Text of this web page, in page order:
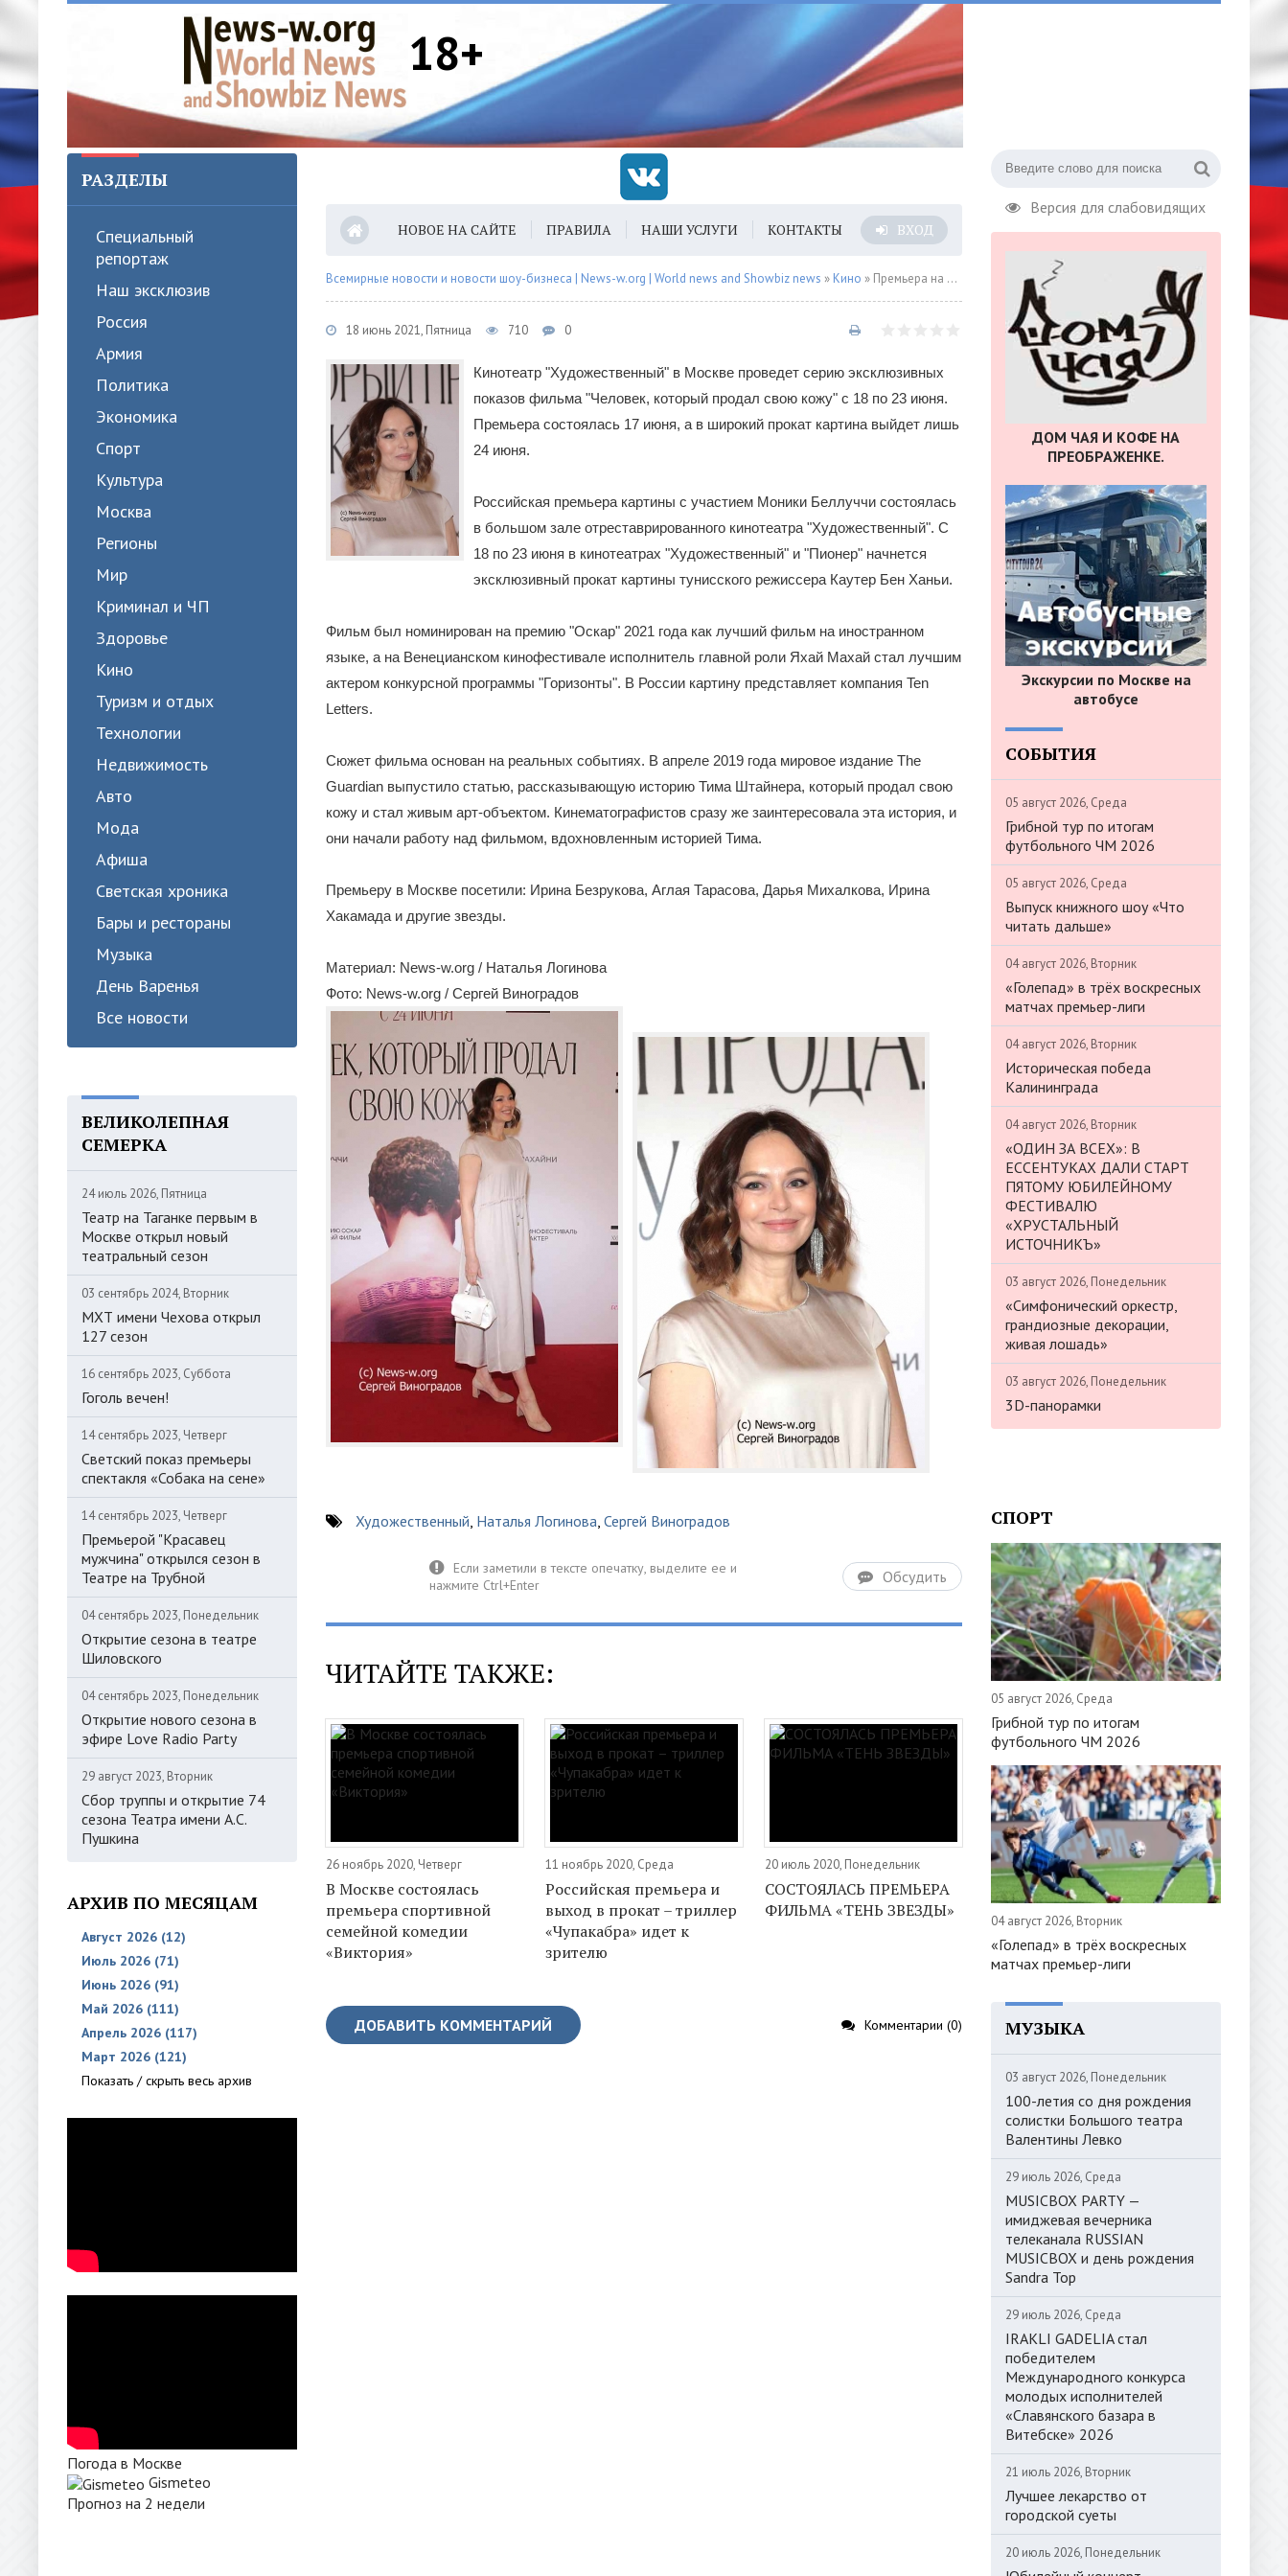
18+
Версия для слабовидящих
РАЗДЕЛЫ
Специальный
репортаж
Наш эксклюзив
Россия
Армия
Политика
Экономика
Спорт
Культура
Москва
Регионы
Мир
Криминал и ЧП
Здоровье
Кино
Туризм и отдых
Технологии
Недвижимость
Авто
Мода
Афиша
Светская хроника
Бары и рестораны
Музыка
День Варенья
Все новости
ВЕЛИКОЛЕПНАЯ
СЕМЕРКА
24 июль 2026, Пятница
Театр на Таганке первым в
Москве открыл новый
театральный сезон
03 сентябрь 2024, Вторник
МХТ имени Чехова открыл
127 сезон
16 сентябрь 2023, Суббота
Гоголь вечен!
14 сентябрь 2023, Четверг
Светский показ премьеры
спектакля «Собака на сене»
14 сентябрь 2023, Четверг
Премьерой "Красавец
мужчина" открылся сезон в
Театре на Трубной
04 сентябрь 2023, Понедельник
Открытие сезона в театре
Шиловского
04 сентябрь 2023, Понедельник
Открытие нового сезона в
эфире Love Radio Party
29 август 2023, Вторник
Сбор труппы и открытие 74
сезона Театра имени А.С.
Пушкина
АРХИВ ПО МЕСЯЦАМ
Август 2026 (12)
Июль 2026 (71)
Июнь 2026 (91)
Май 2026 (111)
Апрель 2026 (117)
Март 2026 (121)
Показать / скрыть весь архив
Погода в Москве
Gismeteo
Прогноз на 2 недели
НОВОЕ НА САЙТЕ ПРАВИЛА НАШИ УСЛУГИ КОНТАКТЫ ВХОД
Всемирные новости и новости шоу-бизнеса | News-w.org | World news and Showbiz news » Кино » Премьера на Арбате
18 июнь 2021, Пятница 710 0
Кинотеатр "Художественный" в Москве проведет серию эксклюзивных
показов фильма "Человек, который продал свою кожу" с 18 по 23 июня.
Премьера состоялась 17 июня, а в широкий прокат картина выйдет лишь
24 июня.
Российская премьера картины с участием Моники Беллуччи состоялась
в большом зале отреставрированного кинотеатра "Художественный". С
18 по 23 июня в кинотеатрах "Художественный" и "Пионер" начнется
эксклюзивный прокат картины тунисского режиссера Каутер Бен Ханьи.
Фильм был номинирован на премию "Оскар" 2021 года как лучший фильм на иностранном
языке, а на Венецианском кинофестивале исполнитель главной роли Яхай Махай стал лучшим
актером конкурсной программы "Горизонты". В России картину представляет компания Ten
Letters.
Сюжет фильма основан на реальных событиях. В апреле 2019 года мировое издание The
Guardian выпустило статью, рассказывающую историю Тима Штайнера, который продал свою
кожу и стал живым арт-объектом. Кинематографистов сразу же заинтересовала эта история, и
они начали работу над фильмом, вдохновленным историей Тима.
Премьеру в Москве посетили: Ирина Безрукова, Аглая Тарасова, Дарья Михалкова, Ирина
Хакамада и другие звезды.
Материал: News-w.org / Наталья Логинова
Фото: News-w.org / Сергей Виноградов
Художественный, Наталья Логинова, Сергей Виноградов
Обсудить
ЧИТАЙТЕ ТАКЖЕ:
26 ноябрь 2020, Четверг
В Москве состоялась
премьера спортивной
семейной комедии
«Виктория»
11 ноябрь 2020, Среда
Российская премьера и
выход в прокат – триллер
«Чупакабра» идет к
зрителю
20 июль 2020, Понедельник
СОСТОЯЛАСЬ ПРЕМЬЕРА
ФИЛЬМА «ТЕНЬ ЗВЕЗДЫ»
ДОБАВИТЬ КОММЕНТАРИЙ Комментарии (0)
ДОМ ЧАЯ И КОФЕ НА
ПРЕОБРАЖЕНКЕ.
Экскурсии по Москве на
автобусе
СОБЫТИЯ
05 август 2026, Среда
Грибной тур по итогам
футбольного ЧМ 2026
05 август 2026, Среда
Выпуск книжного шоу «Что
читать дальше»
04 август 2026, Вторник
«Голепад» в трёх воскресных
матчах премьер-лиги
04 август 2026, Вторник
Историческая победа
Калининграда
04 август 2026, Вторник
«ОДИН ЗА ВСЕХ»: В
ЕССЕНТУКАХ ДАЛИ СТАРТ
ПЯТОМУ ЮБИЛЕЙНОМУ
ФЕСТИВАЛЮ
«ХРУСТАЛЬНЫЙ
ИСТОЧНИКЪ»
03 август 2026, Понедельник
«Симфонический оркестр,
грандиозные декорации,
живая лошадь»
03 август 2026, Понедельник
3D-панорамки
СПОРТ
05 август 2026, Среда
Грибной тур по итогам
футбольного ЧМ 2026
04 август 2026, Вторник
«Голепад» в трёх воскресных
матчах премьер-лиги
МУЗЫКА
03 август 2026, Понедельник
100-летия со дня рождения
солистки Большого театра
Валентины Левко
29 июль 2026, Среда
MUSICBOX PARTY —
имиджевая вечерника
телеканала RUSSIAN
MUSICBOX и день рождения
Sandra Top
29 июль 2026, Среда
IRAKLI GADELIA стал
победителем
Международного конкурса
молодых исполнителей
«Славянского базара в
Витебске» 2026
21 июль 2026, Вторник
Лучшее лекарство от
городской суеты
20 июль 2026, Понедельник